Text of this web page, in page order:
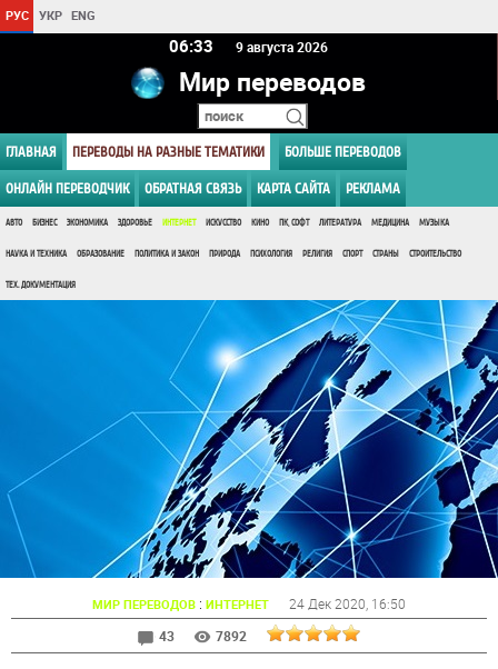
РУС УКР ENG
06 33 9 августа 2026
Мир переводов
ГЛАВНАЯ ПЕРЕВОДЫ НА РАЗНЫЕ ТЕМАТИКИ БОЛЬШЕ ПЕРЕВОДОВ
ОНЛАЙН ПЕРЕВОДЧИК ОБРАТНАЯ СВЯЗЬ КАРТА САЙТА РЕКЛАМА
АВТО БИЗНЕС ЭКОНОМИКА ЗДОРОВЬЕ ИНТЕРНЕТ ИСКУССТВО КИНО ПК, СОФТ ЛИТЕРАТУРА МЕДИЦИНА МУЗЫКА
НАУКА И ТЕХНИКА ОБРАЗОВАНИЕ ПОЛИТИКА И ЗАКОН ПРИРОДА ПСИХОЛОГИЯ РЕЛИГИЯ СПОРТ СТРАНЫ СТРОИТЕЛЬСТВО
ТЕХ. ДОКУМЕНТАЦИЯ
МИР ПЕРЕВОДОВ : ИНТЕРНЕТ 24 Дек 2020 , 16:50
43
7892